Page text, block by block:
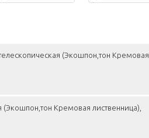
(Экошпон,тон Кремовая
(Экошпон,тон Кремовая лиственница),